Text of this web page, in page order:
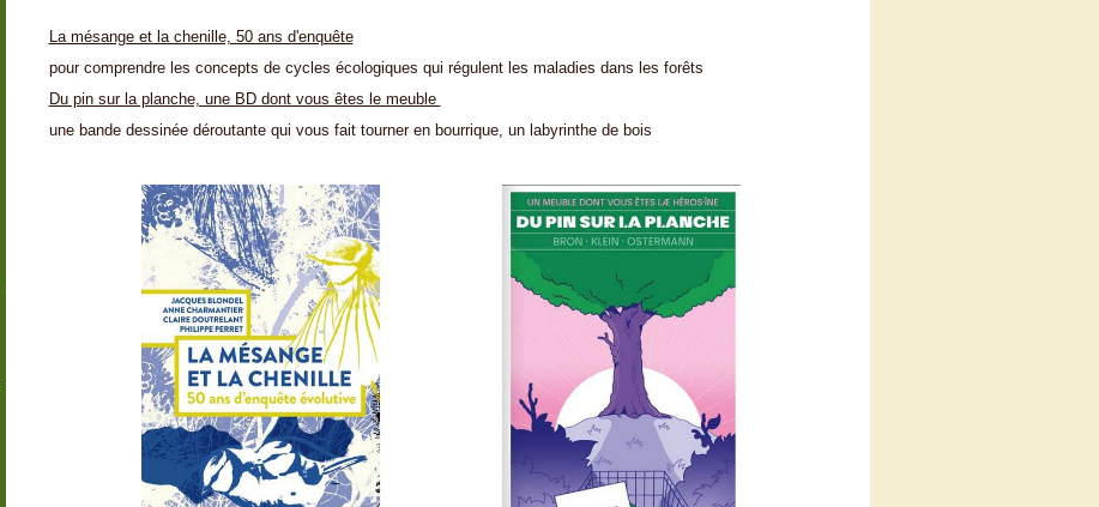
La mésange et la chenille, 50 ans d'enquête
pour comprendre les concepts de cycles écologiques qui régulent les maladies dans les forêts
Du pin sur la planche, une BD dont vous êtes le meuble
une bande dessinée déroutante qui vous fait tourner en bourrique, un labyrinthe de bois